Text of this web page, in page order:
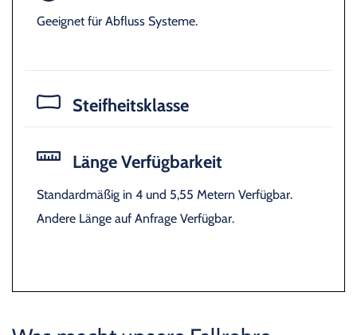
Geeignet für Abfluss Systeme.
Steifheitsklasse
Länge Verfügbarkeit
Standardmäßig in 4 und 5,55 Metern Verfügbar.
Andere Länge auf Anfrage Verfügbar.